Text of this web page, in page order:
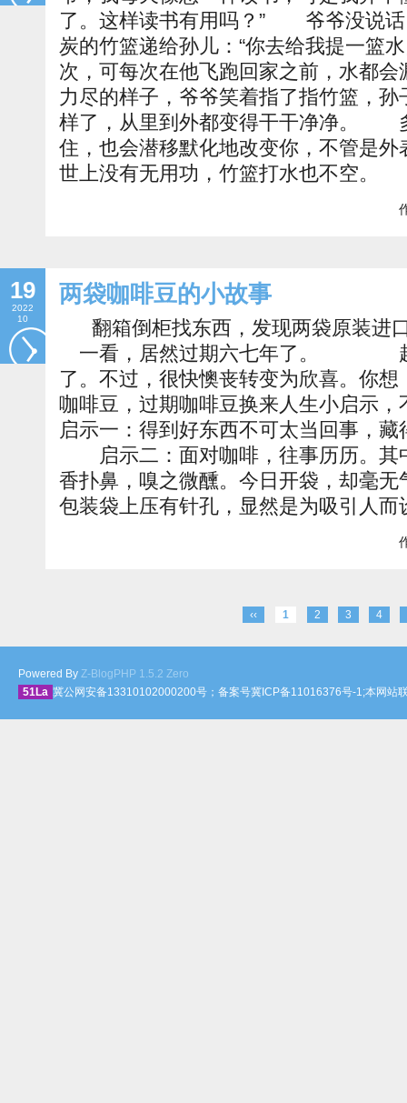
了。这样读书有用吗？” 爷爷没说话
炭的竹篮递给孙儿：“你去给我提一
次，可每次在他飞跑回家之前，水
力尽的样子，爷爷笑着指了指竹篮，
样了，从里到外都变得干干净净。
住，也会潜移默化地改变你，不管
世上没有无用功，竹篮打水也不空。
19
2022
10
两袋咖啡豆的小故事
翻箱倒柜找东西，发现两袋原装进
一看，居然过期六七年了。 起
了。不过，很快懊丧转变为欣喜。你
咖啡豆，过期咖啡豆换来人生小
启示一：得到好东西不可太当回事
启示二：面对咖啡，往事历历。其
香扑鼻，嗅之微醺。今日开袋，却毫
包装袋上压有针孔，显然是为吸引人
‹‹ 1 2 3 4
Powered By Z-BlogPHP 1.5.2 Zero
51La 冀公网安备13310102000200号；备案号冀ICP备11016376号-1;本网站